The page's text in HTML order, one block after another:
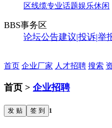
区线缆专业话题娱乐休闲
BBS事务区
论坛公告建议|投诉|举
首页 企业厂家 人才招聘 搜索
首页 > 企业招聘
发 贴 签 到 1